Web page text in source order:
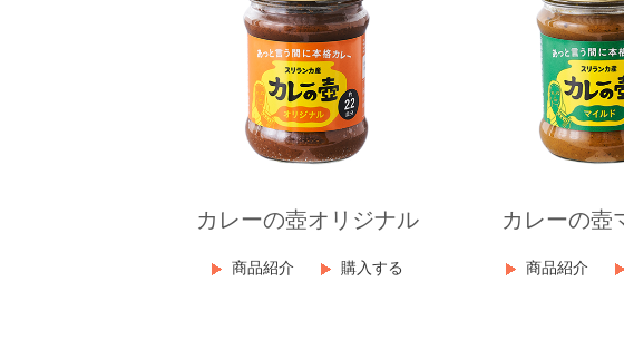
カレーの壺オリジナル
商品紹介 購入する
カレーの壺
商品紹介